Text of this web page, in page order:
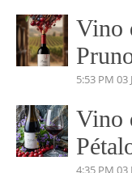
Vino
5:04 PM14
Vino